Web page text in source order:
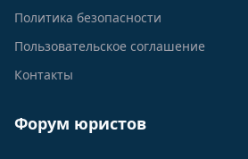
Политика безопасности
Пользовательское соглашение
Контакты
Форум юристов